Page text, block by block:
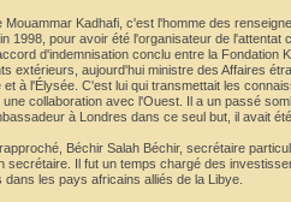
Mouammar Kadhafi, c'est l'homme des
1998, pour avoir été l'organisateur de
d'indemnisation conclu entre la Fondation
extérieurs, aujourd'hui ministre des Affaires
à l'Élysée. C'est lui qui transmettait les
collaboration avec l'Ouest. Il a un passé
à Londres dans ce seul but, il avait
Béchir Salah Béchir, secrétaire
secrétaire. Il fut un temps chargé des
les pays africains alliés de la Libye.